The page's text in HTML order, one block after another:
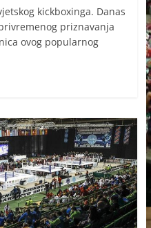
kickboxinga. Danas
priznavanja
ovog popularnog